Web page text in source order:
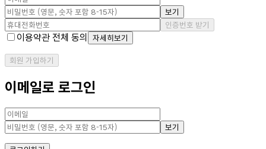
보기
인증번호 받기
이용약관 전체 동의 자세히보기
회원 가입하기
이메일로 로그인
보기